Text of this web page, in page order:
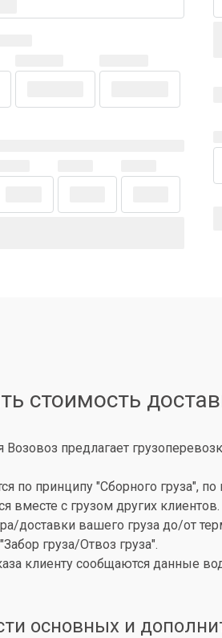
стоимость
Возовоз предлагает
по принципу "Сборного груза",
вместе с грузом других
доставки вашего груза до/от
груза/Отвоз груза".
клиенту сообщаются данные
основных и